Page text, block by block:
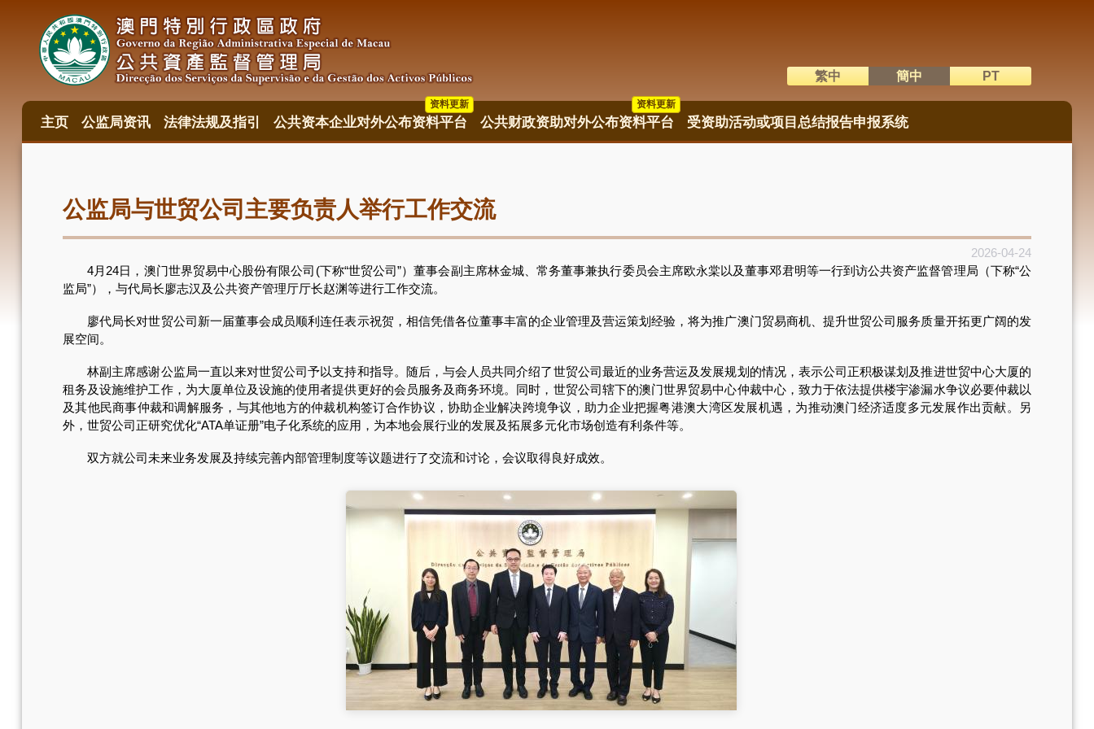
語系切換
繁中 簡中 PT
目
主页 公监局资讯 法律法规及指引 公共资本企业对外公布资料平台
资料更新
公共财政资助对外公布资料平台
资料更新
资料更新
受资助活动或项目总结报告申报系统
公监局与世贸公司主要负责人举行工作交流
2026-04-24
4月24日，澳门世界贸易中心股份有限公司(下称“世贸公司”）董事会副主席林金城、常务董事兼执行委员会主席欧永棠以及董事邓君明等一行到访公共资产监督管理局（下称“公
监局”），与代局长廖志汉及公共资产管理厅厅长赵渊等进行工作交流。
廖代局长对世贸公司新一届董事会成员顺利连任表示祝贺，相信凭借各位董事丰富的企业管理及营运策划经验，将为推广澳门贸易商机、提升世贸公司服务质量开拓更广阔的发
展空间。
林副主席感谢公监局一直以来对世贸公司予以支持和指导。随后，与会人员共同介绍了世贸公司最近的业务营运及发展规划的情况，表示公司正积极谋划及推进世贸中心大厦的
租务及设施维护工作，为大厦单位及设施的使用者提供更好的会员服务及商务环境。同时，世贸公司辖下的澳门世界贸易中心仲裁中心，致力于依法提供楼宇渗漏水争议必要仲裁以
及其他民商事仲裁和调解服务，与其他地方的仲裁机构签订合作协议，协助企业解决跨境争议，助力企业把握粤港澳大湾区发展机遇，为推动澳门经济适度多元发展作出贡献。另
外，世贸公司正研究优化“ATA单证册”电子化系统的应用，为本地会展行业的发展及拓展多元化市场创造有利条件等。
双方就公司未来业务发展及持续完善内部管理制度等议题进行了交流和讨论，会议取得良好成效。